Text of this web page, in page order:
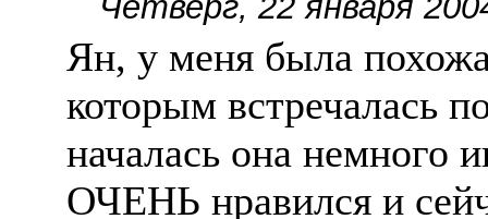
Ян, у меня была
которым встречалась
началась она немного
ОЧЕНЬ нравился и